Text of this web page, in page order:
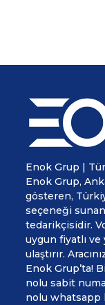
Enok Grup |
Enok Grup,
gösteren,
seçeneği
tedarikçisidir.
uygun fiyatlı
ulaştırır.
Enok Grup’ta!
nolu sabit
nolu whatsapp